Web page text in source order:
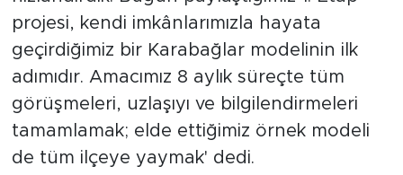
projesi, kendi imkânlarımızla hayata
geçirdiğimiz bir Karabağlar modelinin ilk
adımıdır. Amacımız 8 aylık süreçte tüm
görüşmeleri, uzlaşıyı ve bilgilendirmeleri
tamamlamak; elde ettiğimiz örnek modeli
de tüm ilçeye yaymak' dedi.